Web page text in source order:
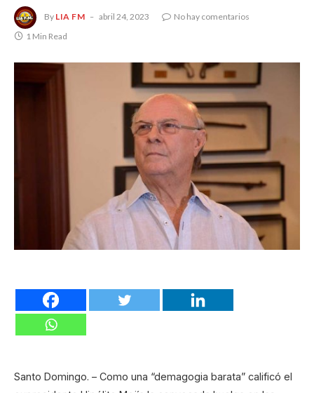
By LIA FM abril 24, 2023
No hay comentarios
1 Min Read
Santo Domingo. – Como una “demagogia barata” calificó el